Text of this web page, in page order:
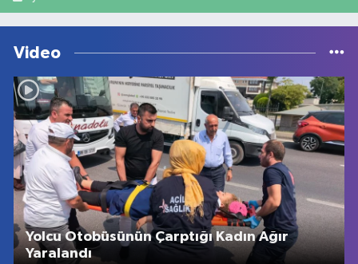
Video
Yolcu Otobüsünün Çarptığı Kadın Ağır
Yaralandı